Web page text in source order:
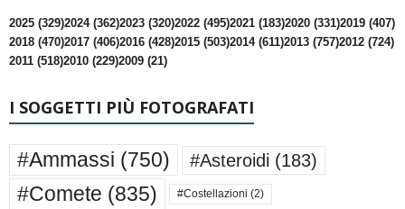
2025 (329)2024 (362)2023 (320)2022 (495)2021 (183)2020 (331)2019 (407)
2018 (470)2017 (406)2016 (428)2015 (503)2014 (611)2013 (757)2012 (724)
2011 (518)2010 (229)2009 (21)
I SOGGETTI PIÙ FOTOGRAFATI
#Ammassi (750) #Asteroidi (183)
#Comete (835) #Costellazioni (2)